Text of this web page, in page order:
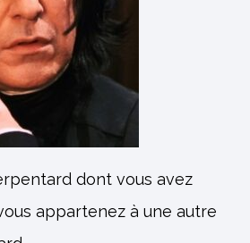
dont vous avez
appartenez à une autre